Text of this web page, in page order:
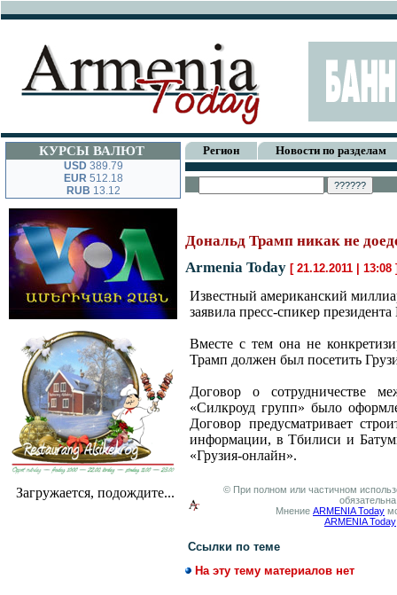
КУРСЫ ВАЛЮТ
USD 389.79
EUR 512.18
RUB 13.12
Загружается, подождите...
Регион Новости по разделам
Дональд Трамп никак не
Armenia Today [ 21.12.2011 |
Известный американский
заявила пресс-спикер
Вместе с тем она не
Трамп должен был посетить
Договор о сотрудничестве
«Силкроуд групп» было
Договор предусматривает
информации, в Тбилиси и
«Грузия-онлайн».
© При полном или частичном
Мнение ARMENIA Today
ARMENIA Today
Ссылки по теме
На эту тему материалов нет